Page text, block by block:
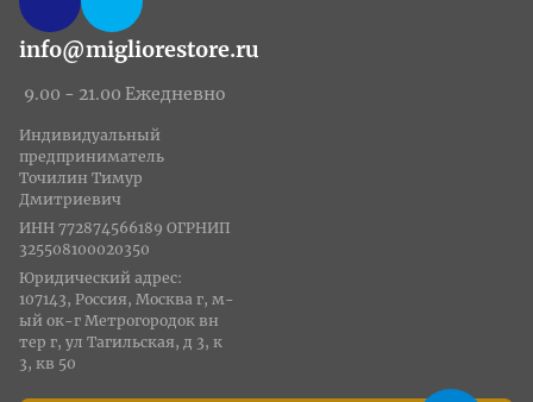
info@migliorestore.ru
9.00 - 21.00 Ежедневно
Индивидуальный
предприниматель
Точилин Тимур
Дмитриевич
ИНН 772874566189 ОГРНИП
325508100020350
Юридический адрес:
107143, Россия, Москва г, м-
ый ок-г Метрогородок вн
тер г, ул Тагильская, д 3, к
3, кв 50